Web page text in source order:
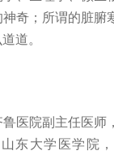
奇；所谓的脏腑
道。
医院副主任医师
东大学医学院